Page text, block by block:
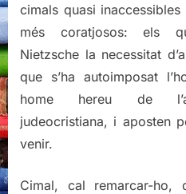
cimals quasi inaccessibles
més coratjosos: els
Nietzsche la necessitat
que s’ha autoimposat
home hereu de
judeocristiana, i aposten
venir.
Cimal, cal remarcar-ho,